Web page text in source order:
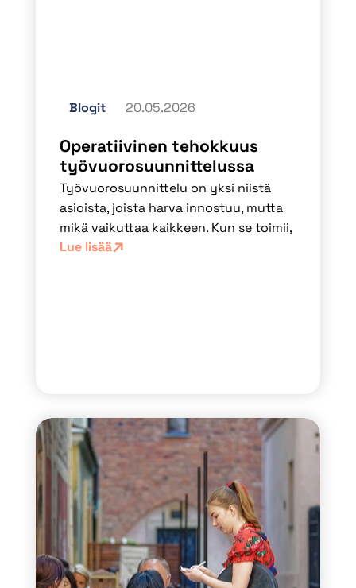
Blogit 20.05.2026
Operatiivinen tehokkuus
työvuorosuunnittelussa
Työvuorosuunnittelu on yksi niistä
asioista, joista harva innostuu, mutta
mikä vaikuttaa kaikkeen. Kun se toimii,
Lue lisää